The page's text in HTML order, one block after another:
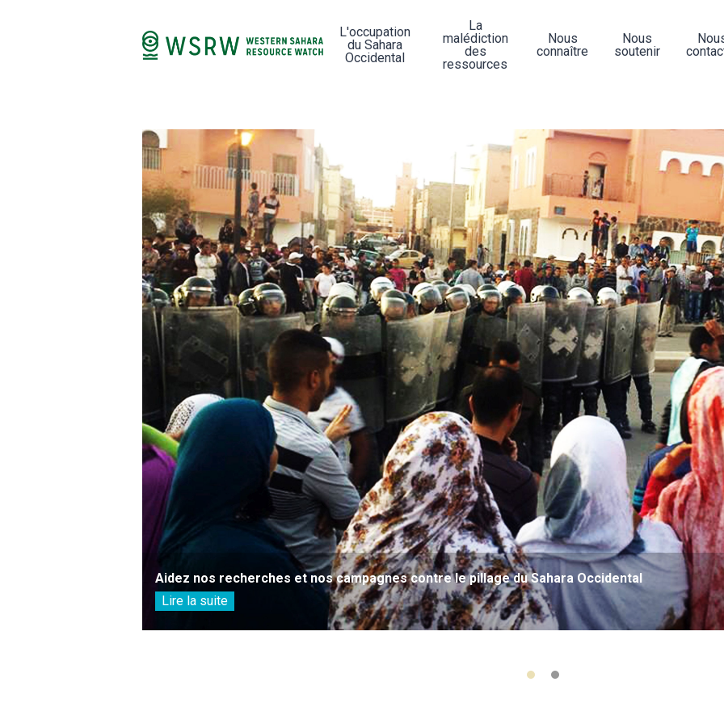
L'occupation
du Sahara
Occidental
La
malédiction
des
ressources
Nous
connaître
Nous
soutenir
Aidez nos recherches et nos campagnes contre le pillage du Sahara Occidental
Lire la suite